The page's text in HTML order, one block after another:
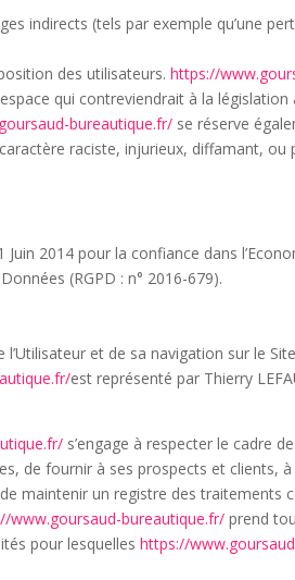
indirects (tels par exemple qu’une
des utilisateurs.https://
qui contreviendrait à la législation
bureautique.fr/ se réserve
raciste, injurieux, diffamant,
2014 pour la confiance dans
(RGPD : n° 2016-679).
et de sa navigation sur le
est représenté par Thierry
s’engage à respecter le cadre
de fournir à ses prospects et clients,
maintenir un registre des traitements
www.goursaud-bureautique.fr/ prend
pour lesquelleshttps://